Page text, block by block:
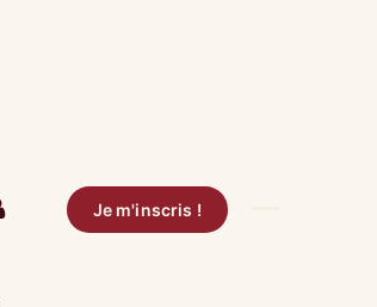
Je m'inscris !